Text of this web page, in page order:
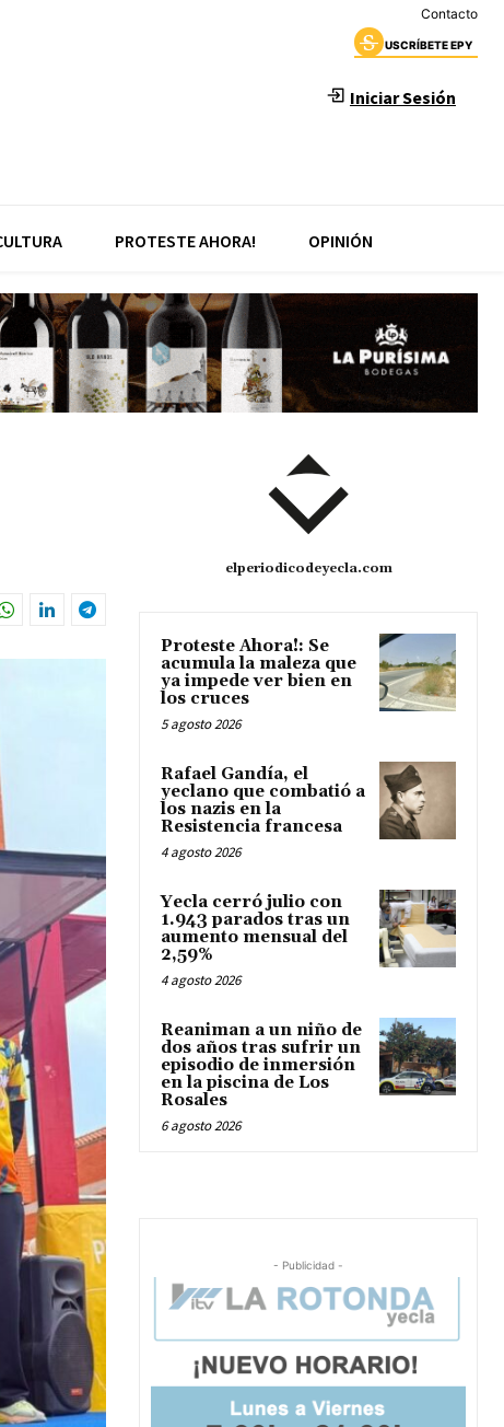
Contacto
USCRÍBETE EPY
Iniciar Sesión
PROTESTE AHORA! OPINIÓN
elperiodicodeyecla.com
Proteste Ahora!: Se
acumula la maleza que
ya impede ver bien en
los cruces
5 agosto 2026
Rafael Gandía, el
yeclano que combatió a
los nazis en la
Resistencia francesa
4 agosto 2026
Yecla cerró julio con
1.943 parados tras un
aumento mensual del
2,59%
4 agosto 2026
Reaniman a un niño de
dos años tras sufrir un
episodio de inmersión
en la piscina de Los
Rosales
6 agosto 2026
- Publicidad -